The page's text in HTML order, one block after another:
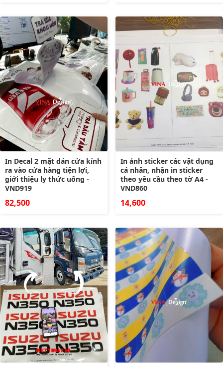
In Decal 2 mặt dán cửa kính
ra vào cửa hàng tiện lợi,
giới thiệu ly thức uống -
VND919
82,500
In ảnh sticker các vật dụng
cá nhân, nhận in sticker
theo yêu cầu theo tờ A4 -
VND860
14,600